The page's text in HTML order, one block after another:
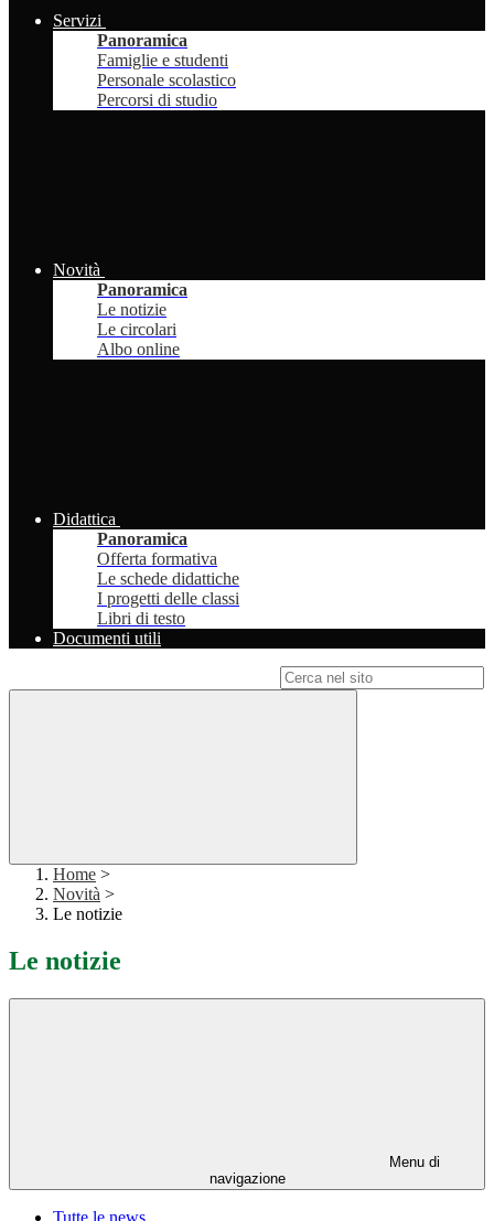
Servizi
Panoramica
Famiglie e studenti
Personale scolastico
Percorsi di studio
Novità
Panoramica
Le notizie
Le circolari
Albo online
Didattica
Panoramica
Offerta formativa
Le schede didattiche
I progetti delle classi
Libri di testo
Documenti utili
Home >
Novità >
Le notizie
Le notizie
Menu di
navigazione